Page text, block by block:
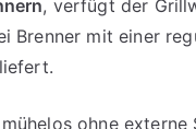
, verfügt der
Brenner mit einer
ohne